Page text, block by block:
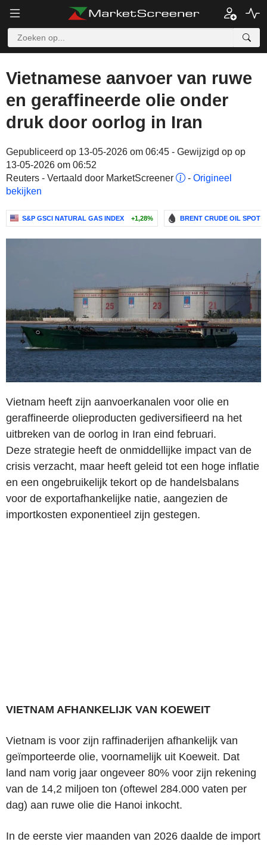
Vietnamese aanvoer van ruwe
en geraffineerde olie onder
druk door oorlog in Iran
Gepubliceerd op 13-05-2026 om 06:45 - Gewijzigd op op
13-05-2026 om 06:52
Reuters - Vertaald door MarketScreener
- Origineel
bekijken
S&P GSCI NATURAL GAS INDEX +1,28% BRENT CRUDE OIL SPOT
Vietnam heeft zijn aanvoerkanalen voor olie en
geraffineerde olieproducten gediversifieerd na het
uitbreken van de oorlog in Iran eind februari.
Deze strategie heeft de onmiddellijke impact van de
crisis verzacht, maar heeft geleid tot een hoge inflatie
en een ongebruikelijk tekort op de handelsbalans
voor de exportafhankelijke natie, aangezien de
importkosten exponentieel zijn gestegen.
VIETNAM AFHANKELIJK VAN KOEWEIT
Vietnam is voor zijn raffinaderijen afhankelijk van
geïmporteerde olie, voornamelijk uit Koeweit. Dat
land nam vorig jaar ongeveer 80% voor zijn rekening
van de 14,2 miljoen ton (oftewel 284.000 vaten per
dag) aan ruwe olie die Hanoi inkocht.
In de eerste vier maanden van 2026 daalde de import